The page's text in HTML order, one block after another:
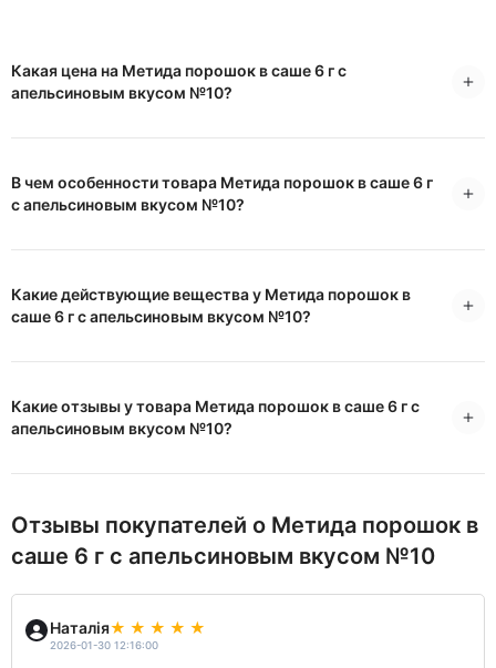
Какая цена на Метида порошок в саше 6 г с
апельсиновым вкусом №10?
В чем особенности товара Метида порошок в саше 6 г
с апельсиновым вкусом №10?
Какие действующие вещества у Метида порошок в
саше 6 г с апельсиновым вкусом №10?
Какие отзывы у товара Метида порошок в саше 6 г с
апельсиновым вкусом №10?
Отзывы покупателей о Метида порошок в
саше 6 г с апельсиновым вкусом №10
Наталія
2026-01-30 12:16:00